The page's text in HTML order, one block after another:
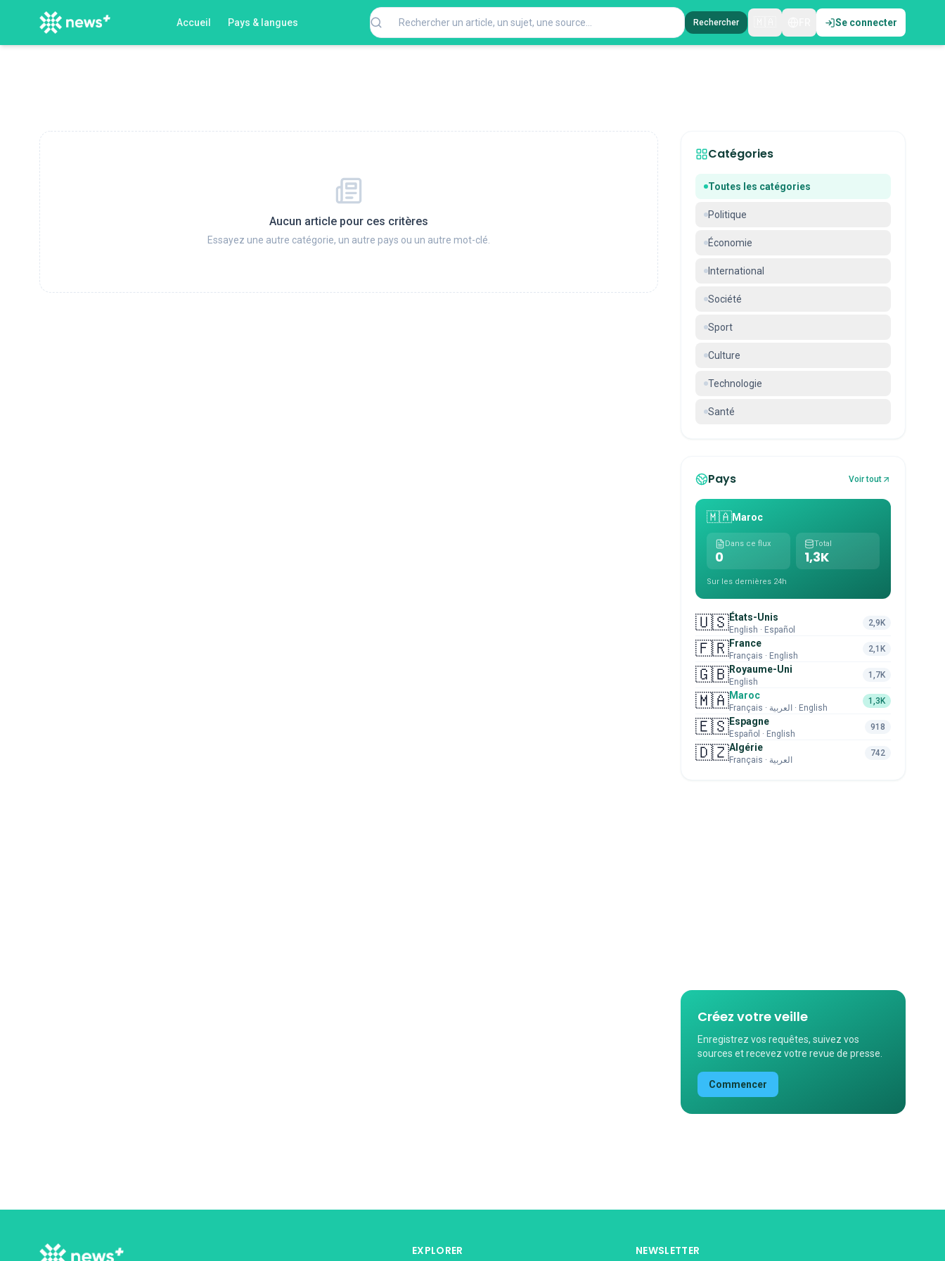
Accueil Pays & langues Rechercher Se connecter
Aucun article pour ces critères
Essayez une autre catégorie, un autre pays ou un autre mot-clé.
Catégories
Toutes les catégories
Politique
Économie
International
Société
Sport
Culture
Technologie
Santé
Pays Voir tout
🇲🇦Maroc
Dans ce flux
0
Total
1,3K
Sur les dernières 24h
🇺🇸États-Unis
English · Español
2,9K
🇫🇷France
Français · English
2,1K
🇬🇧Royaume-Uni
English
1,7K
🇲🇦Maroc
Français · العربية · English
1,3K
🇪🇸Espagne
Español · English
918
🇩🇿Algérie
Français · العربية
742
Créez votre veille
Enregistrez vos requêtes, suivez vos
sources et recevez votre revue de presse.
Commencer
EXPLORER NEWSLETTER